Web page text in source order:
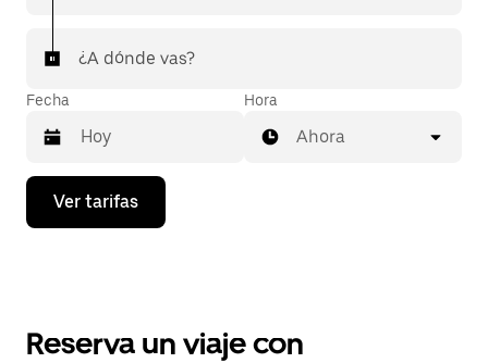
¿A dónde vas?
Fecha
Presiona
flecha
el
Hora
Ahora
Ver tarifas
Reserva un viaje con